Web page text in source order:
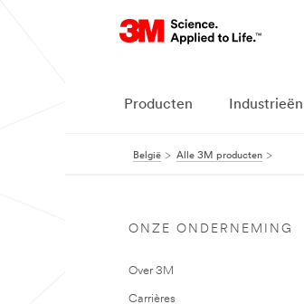
Producten Industrieën
België Alle 3M producten
ONZE ONDERNEMING
Over 3M
Carrières